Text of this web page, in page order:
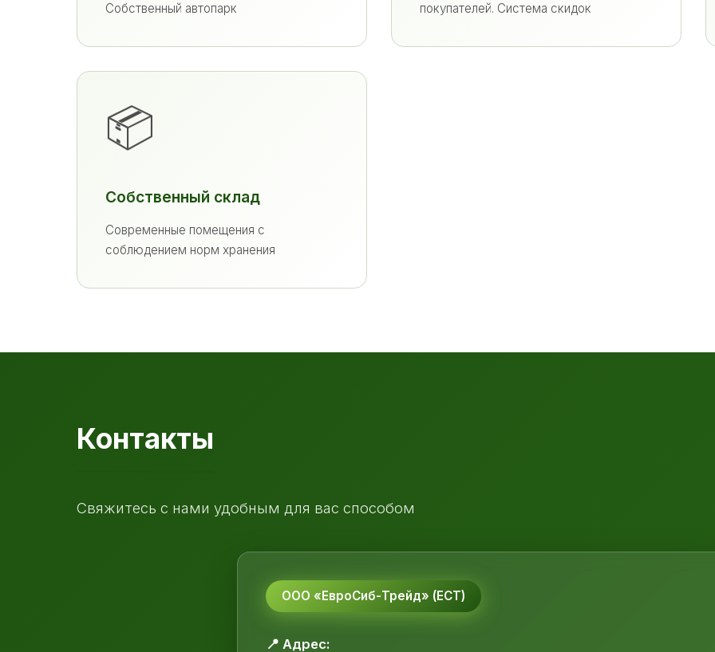
Собственный автопарк
покупателей. Система скидок
📦
Собственный склад
Современные помещения с
соблюдением норм хранения
Контакты
Свяжитесь с нами удобным для вас способом
ООО «ЕвроСиб-Трейд» (ЕСТ)
📍 Адрес: